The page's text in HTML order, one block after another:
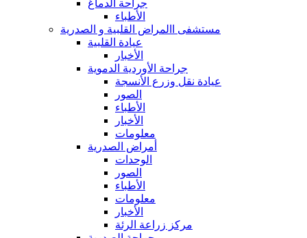
جراحة الدماغ
الأطباء
مستشفى االمراض القلبية و الصدرية
عيادة القلبية
الأخبار
جراحة الأوردية الدموية
عيادة نقل وزرع الأنسجة
الصور
الأطباء
الأخبار
معلومات
أمراض الصدرية
الوحدات
الصور
الأطباء
معلومات
الأخبار
مركز زراعة الرئة